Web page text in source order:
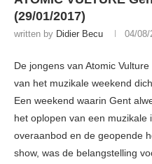
(29/01/2017)
written by Didier Becu 04/08/
De jongens van Atomic
van het muzikale weekend
Een weekend waarin Gent
het oplopen van een muzikale
overaanbod en de geopende
show, was de belangstelling